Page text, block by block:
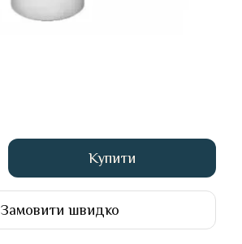
Купити
Замовити швидко